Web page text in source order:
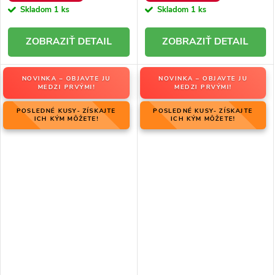
Skladom 1 ks
DETAIL
Skladom 1 ks
DETAIL
NOVINKA – OBJAVTE JU
MEDZI PRVÝMI!
POSLEDNÉ KUSY- ZÍSKAJTE
ICH KÝM MÔŽETE!
NOVINKA – OBJAVTE JU
MEDZI PRVÝMI!
POSLEDNÉ KUSY- ZÍSKAJTE
ICH KÝM MÔŽETE!